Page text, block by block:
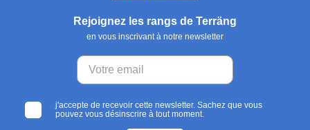
Rejoignez les rangs de Terräng
en vous inscrivant à notre newsletter
j'accepte de recevoir cette newsletter. Sachez que vous
pouvez vous désinscrire à tout moment.